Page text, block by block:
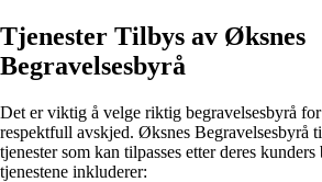
Tjenester Tilbys av Øksnes
Begravelsesbyrå
Det er viktig å velge riktig begravelsesbyrå
respektfull avskjed. Øksnes Begravelsesbyrå
tjenester som kan tilpasses etter deres
tjenestene inkluderer: